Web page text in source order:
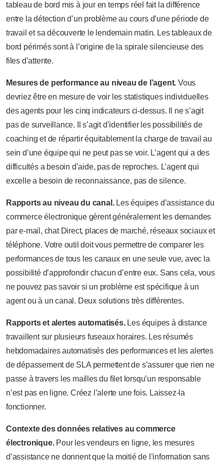
tableau de bord mis à jour en temps réel fait la différence
entre la détection d’un problème au cours d’une période de
travail et sa découverte le lendemain matin. Les tableaux de
bord périmés sont à l’origine de la spirale silencieuse des
files d’attente.
Mesures de performance au niveau de l’agent. Vous
devriez être en mesure de voir les statistiques individuelles
des agents pour les cinq indicateurs ci-dessus. Il ne s’agit
pas de surveillance. Il s’agit d’identifier les possibilités de
coaching et de répartir équitablement la charge de travail au
sein d’une équipe qui ne peut pas se voir. L’agent qui a des
difficultés a besoin d’aide, pas de reproches. L’agent qui
excelle a besoin de reconnaissance, pas de silence.
Rapports au niveau du canal.Les équipes d’assistance du
commerce électronique gèrent généralement les demandes
par e-mail, chat Direct, places de marché, réseaux sociaux et
téléphone. Votre outil doit vous permettre de comparer les
performances de tous les canaux en une seule vue, avec la
possibilité d’approfondir chacun d’entre eux. Sans cela, vous
ne pouvez pas savoir si un problème est spécifique à un
agent ou à un canal. Deux solutions très différentes.
Rapports et alertes automatisés.Les équipes à distance
travaillent sur plusieurs fuseaux horaires. Les résumés
hebdomadaires automatisés des performances et les alertes
de dépassement de SLA permettent de s’assurer que rien ne
passe à travers les mailles du filet lorsqu’un responsable
n’est pas en ligne. Créez l’alerte une fois. Laissez-la
fonctionner.
Contexte des données relatives au commerce
électronique.Pour les vendeurs en ligne, les mesures
d’assistance ne donnent que la moitié de l’information sans